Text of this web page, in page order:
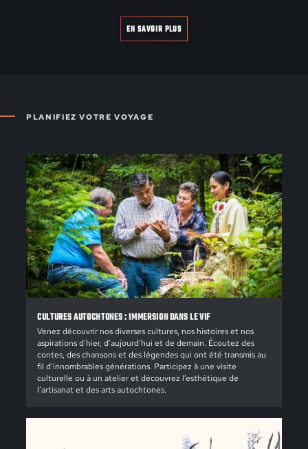
EN SAVOIR PLUS
PLANIFIEZ VOTRE VOYAGE
CULTURES AUTOCHTONES : IMMERSION DANS LE VIF
Venez découvrir nos diverses cultures, nos histoires et nos
aspirations d’hier, d’aujourd’hui et de demain. Écoutez des
contes, des chansons et des légendes qui ont été transmis au
fil d’innombrables générations. Participez à une visite
culturelle ou à un atelier et découvrez l’esthétique de
l’artisanat et des arts autochtones.